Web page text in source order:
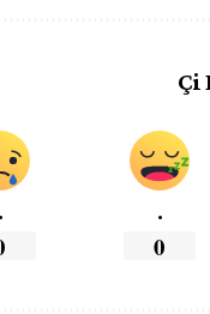
Çi
. .
0